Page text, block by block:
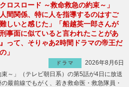
クロスロード ～救命救急の約束～」
人間関係、特に人を指導するのはすご
しいと感じた」「船越英一郎さんが
刑事面に似ていると言われたことがあ
って、そりゃあ2時間ドラマの帝王だ
」
ドラマ
2026年8月6日
～」（テレビ朝日系）の第5話が4日に放送
最前線でもがく、若き救命医・救急隊員・